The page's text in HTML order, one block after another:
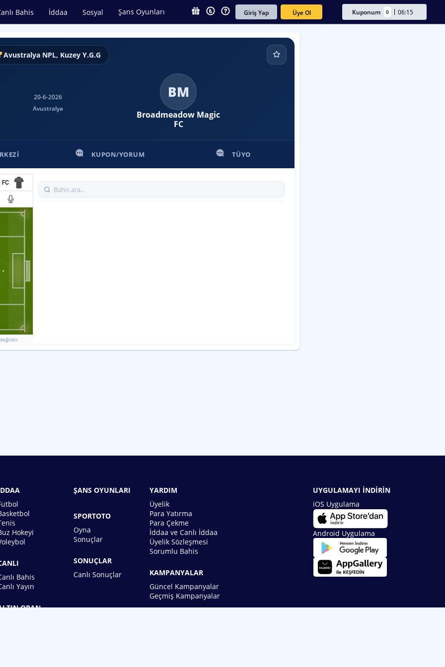
Bahis İddaa Sosyal Şans Oyunları Giriş Yap Üye Ol Kuponum 0 06:15
Avustralya NPL, Kuzey Y.G.G
20-6-2026
Avustralya
BM
Broadmeadow Magic
FC
KUPON/YORUM TÜYO
11%
Hokeyi
Bahis
Yayın
ORAN
ŞANS OYUNLARI
SPORTOTO
Oyna
Sonuçlar
SONUÇLAR
Canlı Sonuçlar
YARDIM
Üyelik
Para Yatırma
Para Çekme
İddaa ve Canlı İddaa
Üyelik Sözleşmesi
Sorumlu Bahis
KAMPANYALAR
Güncel Kampanyalar
Geçmiş Kampanyalar
UYGULAMAYI İNDİRİN
iOS Uygulama
Android Uygulama